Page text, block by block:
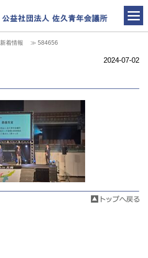
入会のご案内
お問合せ
新着情報 584656
2024-07-02